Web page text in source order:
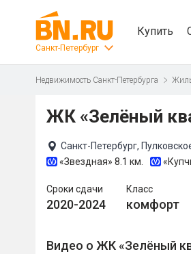
Санкт-Петербург
Купить
Недвижимость Санкт-Петербурга
ЖК «Зелёный
Санкт-Петербург,
«Звездная» 8.1 км.
Сроки сдачи
2020-2024
Класс
комфорт
Видео о ЖК «Зелёный